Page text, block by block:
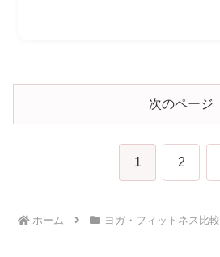
次のページ
1 2
ホーム ヨガ・フィットネス比較